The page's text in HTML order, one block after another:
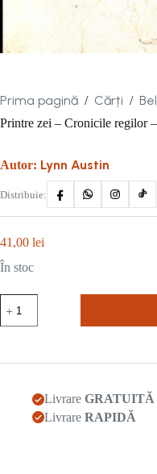
Prima pagină / Cărți /
Printre zei – Cronicile regilor
Autor: Lynn Austin
Distribuie:
41,00 lei
În stoc
Printre
zei
Livrare GRATUITĂ
Livrare RAPIDĂ